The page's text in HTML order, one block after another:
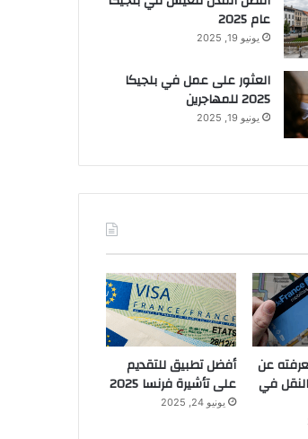
عام 2025
يونيو 19, 2025
العثور على عمل في بلجيكا
2025 للمهاجرين
يونيو 19, 2025
عن
في
أفضل تطبيق للتقديم
على تأشيرة فرنسا 2025
يونيو 24, 2025